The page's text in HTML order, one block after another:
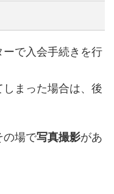
ーで入会手続きを行
まった場合は、後
の場で写真撮影があ